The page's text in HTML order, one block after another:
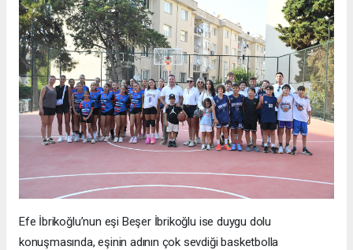
Efe İbrikoğlu’nun eşi Beşer İbrikoğlu ise duygu dolu
konuşmasında, eşinin adının çok sevdiği basketbolla